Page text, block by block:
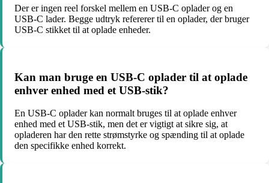
Der er ingen reel forskel mellem en USB-C oplader og en
USB-C lader. Begge udtryk refererer til en oplader, der bruger
USB-C stikket til at oplade enheder.
Kan man bruge en USB-C oplader til at oplade
enhver enhed med et USB-stik?
En USB-C oplader kan normalt bruges til at oplade enhver
enhed med et USB-stik, men det er vigtigt at sikre sig, at
opladeren har den rette strømstyrke og spænding til at oplade
den specifikke enhed korrekt.